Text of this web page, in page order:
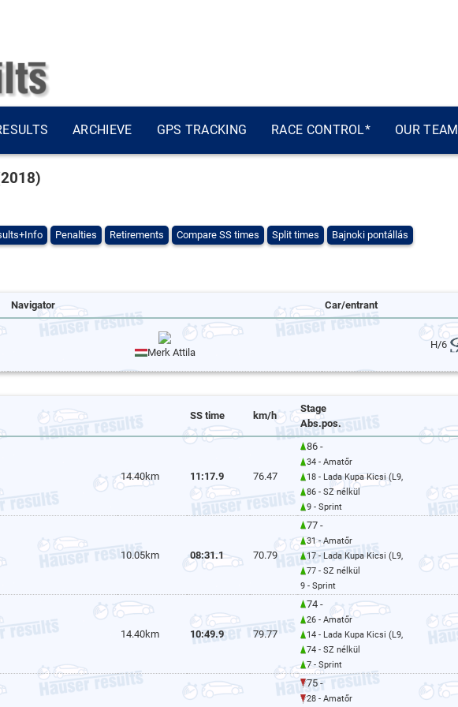
ARCHIEVE GPS TRACKING RACE CONTROL* OUR TEAM
Penalties Retirements Compare SS times Split times Bajnoki pontállás
Navigator Car/entrant
Merk Attila
H/6
SS time km/h
Stage
Abs.pos.
14.40km 11:17.9 76.47
86 -
34 - Amatőr
18 - Lada Kupa Kicsi (L9,
86 - SZ nélkül
9 - Sprint
10.05km 08:31.1 70.79
77 -
31 - Amatőr
17 - Lada Kupa Kicsi (L9,
77 - SZ nélkül
9 - Sprint
14.40km 10:49.9 79.77
74 -
26 - Amatőr
14 - Lada Kupa Kicsi (L9,
74 - SZ nélkül
7 - Sprint
75 -
28 - Amatőr